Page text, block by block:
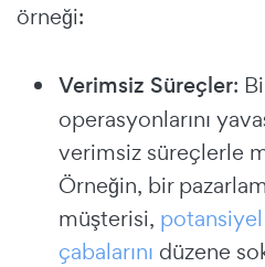
örneği:
Verimsiz Süreçler:
operasyonlarını
verimsiz süreçlerle
Örneğin, bir
müşterisi,
çabalarını düzene